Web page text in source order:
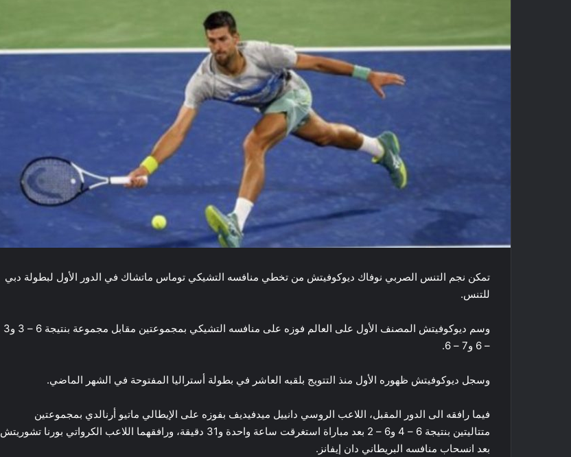
تمكن نجم التنس الصربي ​نوفاك ديوكوفيتش​ من تخطي منافسه التشيكي توماس ماتشاك في الدور الأول ل​بطولة دبي
للتنس​.
وسم ديوكوفيتش المصنف الأول على العالم فوزه على منافسه التشيكي بمجموعتين مقابل مجموعة بنتيجة 6 – 3 و3
– 6 و7 – 6.
وسجل ديوكوفيتش ظهوره الأول منذ التتويج بلقبه العاشر في بطولة أستراليا المفتوحة في الشهر الماضي.
فيما رافقه الى الدور المقبل، اللاعب الروسي ​دانييل ميدفيديف​ بفوزه على الإيطالي ماتيو أرنالدي بمجموعتين
متتاليتين بنتيجة 6 – 4 و6 – 2 بعد مباراة استغرقت ساعة واحدة و31 دقيقة، ورافقهما اللاعب الكرواتي بورنا تشوريتش
بعد انسحاب منافسه البريطاني دان إيفانز.